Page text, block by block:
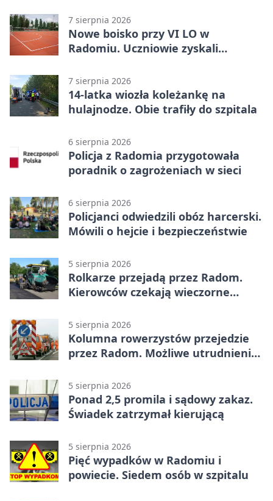
7 sierpnia 2026
Nowe boisko przy VI LO w
Radomiu. Uczniowie zyskali
7 sierpnia 2026
14-latka wiozła koleżankę na
hulajnodze. Obie trafiły do szpitala
6 sierpnia 2026
Policja z Radomia przygotowała
poradnik o zagrożeniach w sieci
6 sierpnia 2026
Policjanci odwiedzili obóz harcerski.
Mówili o hejcie i bezpieczeństwie
5 sierpnia 2026
Rolkarze przejadą przez Radom.
Kierowców czekają wieczorne
5 sierpnia 2026
Kolumna rowerzystów przejedzie
przez Radom. Możliwe utrudnienia
5 sierpnia 2026
Ponad 2,5 promila i sądowy zakaz.
Świadek zatrzymał kierującą
5 sierpnia 2026
Pięć wypadków w Radomiu i
powiecie. Siedem osób w szpitalu